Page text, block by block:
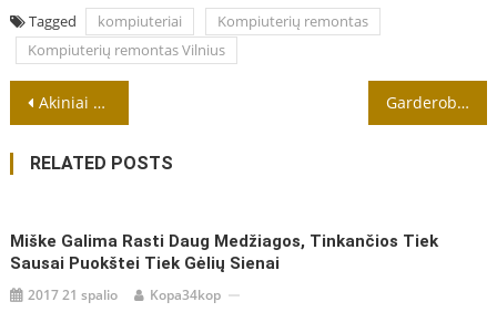
Tagged kompiuteriai
Kompiuterių remontas
Kompiuterių remontas Vilnius
Navigacija
tarp
įrašų
Akiniai nuo saulės yra vienas iš tų aksesuarų, kuriuo naudojasi bene kiekvienas iš mūsų Garderobe spintos yra atsakymas į jūsų klausimus kur sudėti daiktus
RELATED POSTS
Miške Galima Rasti Daug Medžiagos, Tinkančios Tiek
Sausai Puokštei Tiek Gėlių Sienai
2017 21 spalio Kopa34kop